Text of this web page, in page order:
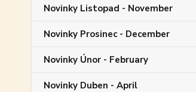
Novinky Listopad - November
Novinky Prosinec - December
Novinky Únor - February
Novinky Duben - April